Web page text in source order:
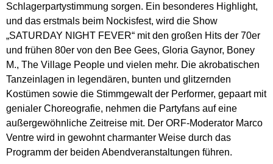
Schlagerpartystimmung sorgen. Ein besonderes Highlight,
und das erstmals beim Nockisfest, wird die Show
„SATURDAY NIGHT FEVER“ mit den großen Hits der 70er
und frühen 80er von den Bee Gees, Gloria Gaynor, Boney
M., The Village People und vielen mehr. Die akrobatischen
Tanzeinlagen in legendären, bunten und glitzernden
Kostümen sowie die Stimmgewalt der Performer, gepaart mit
genialer Choreografie, nehmen die Partyfans auf eine
außergewöhnliche Zeitreise mit. Der ORF-Moderator Marco
Ventre wird in gewohnt charmanter Weise durch das
Programm der beiden Abendveranstaltungen führen.